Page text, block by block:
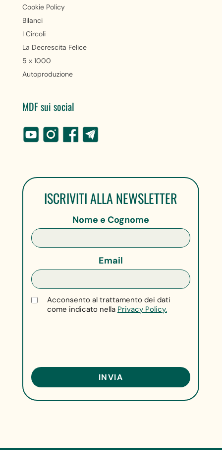
Cookie Policy
Bilanci
I Circoli
La Decrescita Felice
5 x 1000
Autoproduzione
MDF sui social
ISCRIVITI ALLA NEWSLETTER
Nome e Cognome
Email
Acconsento al trattamento dei dati
come indicato nella Privacy Policy.